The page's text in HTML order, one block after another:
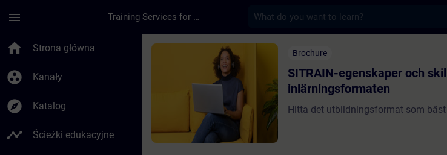
menu Training Services for Digital Industries
home Strona główna
group_work Kanały
explore Katalog
timeline Ścieżki edukacyjne
Kurs - SITRAIN-egenskaper och skillnader
Brochure
SITRAIN-egenskaper och
inlärningsformaten
Hitta det utbildningsformat som